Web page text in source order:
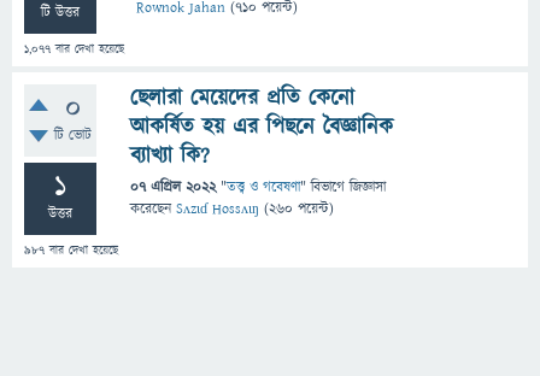
টি উত্তর
1,077 বার দেখা হয়েছে
Rownok Jahan (710 পয়েন্ট)
0
টি ভোট
1
উত্তর
987 বার দেখা হয়েছে
ছেলারা মেয়েদের প্রতি কেনো
আকর্ষিত হয় এর পিছনে বৈজ্ঞানিক
ব্যাখ্যা কি?
07 এপ্রিল 2022 "তত্ত্ব ও গবেষণা" বিভাগে জিজ্ঞাসা
করেছেনSʌzɩɗ Hossʌɩŋ (260 পয়েন্ট)